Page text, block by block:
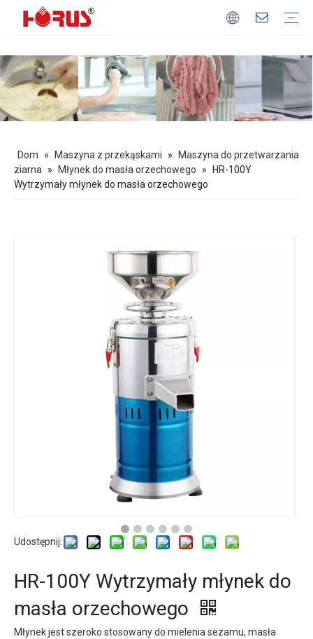
Dom » Maszyna z przekąskami »
Maszyna do przetwarzania
ziarna
» Młynek do masła orzechowego »
HR-100Y
Wytrzymały młynek do masła orzechowego
Udostępnij:
HR-100Y Wytrzymały młynek do
masła orzechowego
Młynek jest szeroko stosowany do mielenia sezamu, masła